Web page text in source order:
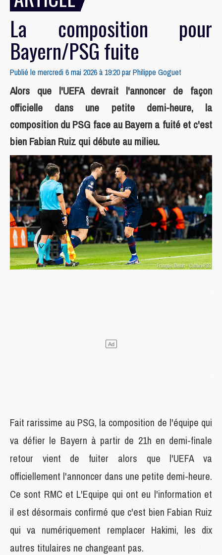
La composition pour
Bayern/PSG fuite
Publié le mercredi 6 mai 2026 à 19:20 parPhilippe Goguet
Alors que l'UEFA devrait l'annoncer de façon
officielle dans une petite demi-heure, la
composition du PSG face au Bayern a fuité et c'est
bien Fabian Ruiz qui débute au milieu.
Fait rarissime au PSG, la composition de l'équipe qui
va défier le Bayern à partir de 21h en demi-finale
retour vient de fuiter alors que l'UEFA va
officiellement l'annoncer dans une petite demi-heure.
Ce sont RMC et L'Equipe qui ont eu l'information et
il est désormais confirmé que c'est bien Fabian Ruiz
qui va numériquement remplacer Hakimi, les dix
autres titulaires ne changeant pas.